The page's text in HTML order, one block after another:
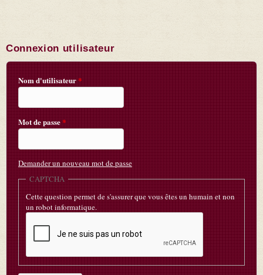
Connexion utilisateur
Nom d'utilisateur*
Mot de passe*
Demander un nouveau mot de passe
CAPTCHA
Cette question permet de s'assurer que vous êtes un humain et non
un robot informatique.